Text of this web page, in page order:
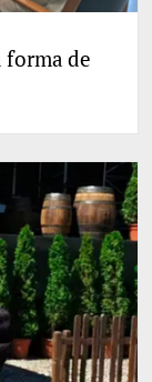
forma de